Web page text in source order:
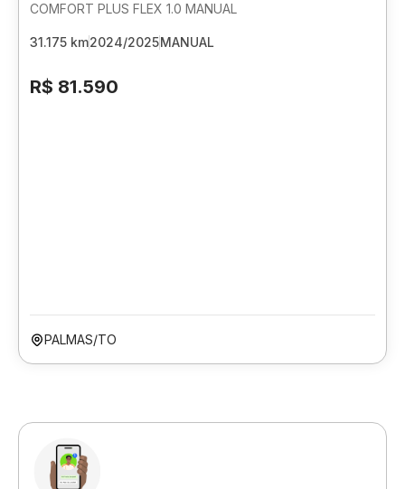
COMFORT PLUS FLEX 1.0 MANUAL
31.175 km2024/2025MANUAL
R$ 81.590
PALMAS/TO